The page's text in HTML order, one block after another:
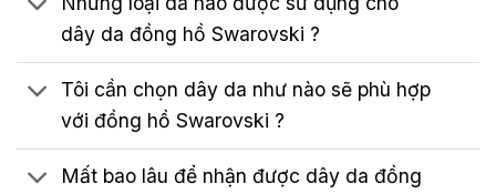
dây da đồng hồ Swarovski ?
Tôi cần chọn dây da như nào sẽ phù hợp
với đồng hồ Swarovski ?
Mất bao lâu để nhận được dây da đồng